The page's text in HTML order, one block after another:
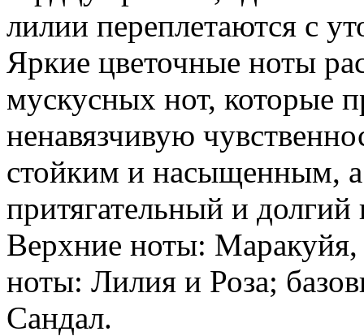
лилии переплетаются с
Яркие цветочные ноты
мускусных нот, которые
ненавязчивую
стойким и насыщенным, а
притягательный и
Верхние ноты:
ноты: Лилия и Роза;
Сандал.